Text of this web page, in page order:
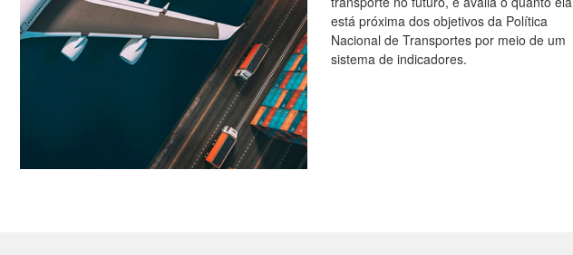
está próxima dos objetivos da Política
Nacional de Transportes por meio de um
sistema de indicadores.